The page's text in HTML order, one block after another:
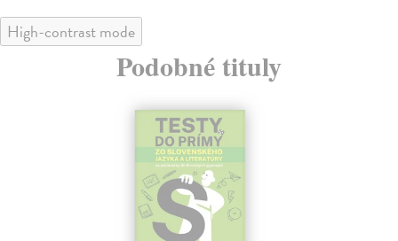
High-contrast mode
Podobné tituly